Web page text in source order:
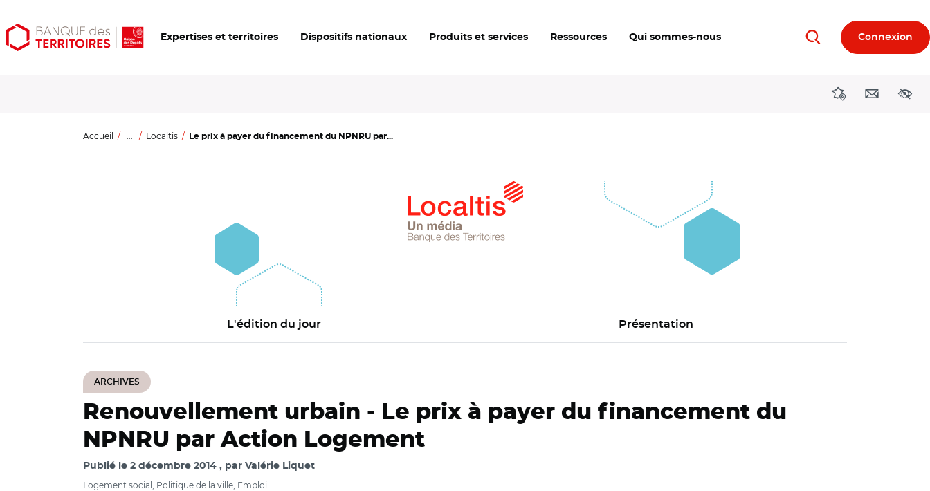
Aller
au
Aller
au
Ouvrir
les
Expertises et territoires Dispositifs nationaux Produits et services Ressources Qui sommes-nous RechercherConnexion
DirectionsContact
Accueil ... Localtis Le prix à payer du financement du NPNRU par...
L'édition du jour Présentation
ARCHIVES
Renouvellement urbain - Le prix à payer du financement du
NPNRU par Action Logement
Publié le 2 décembre 2014 par Valérie Liquet
Logement social, Politique de la ville, Emploi